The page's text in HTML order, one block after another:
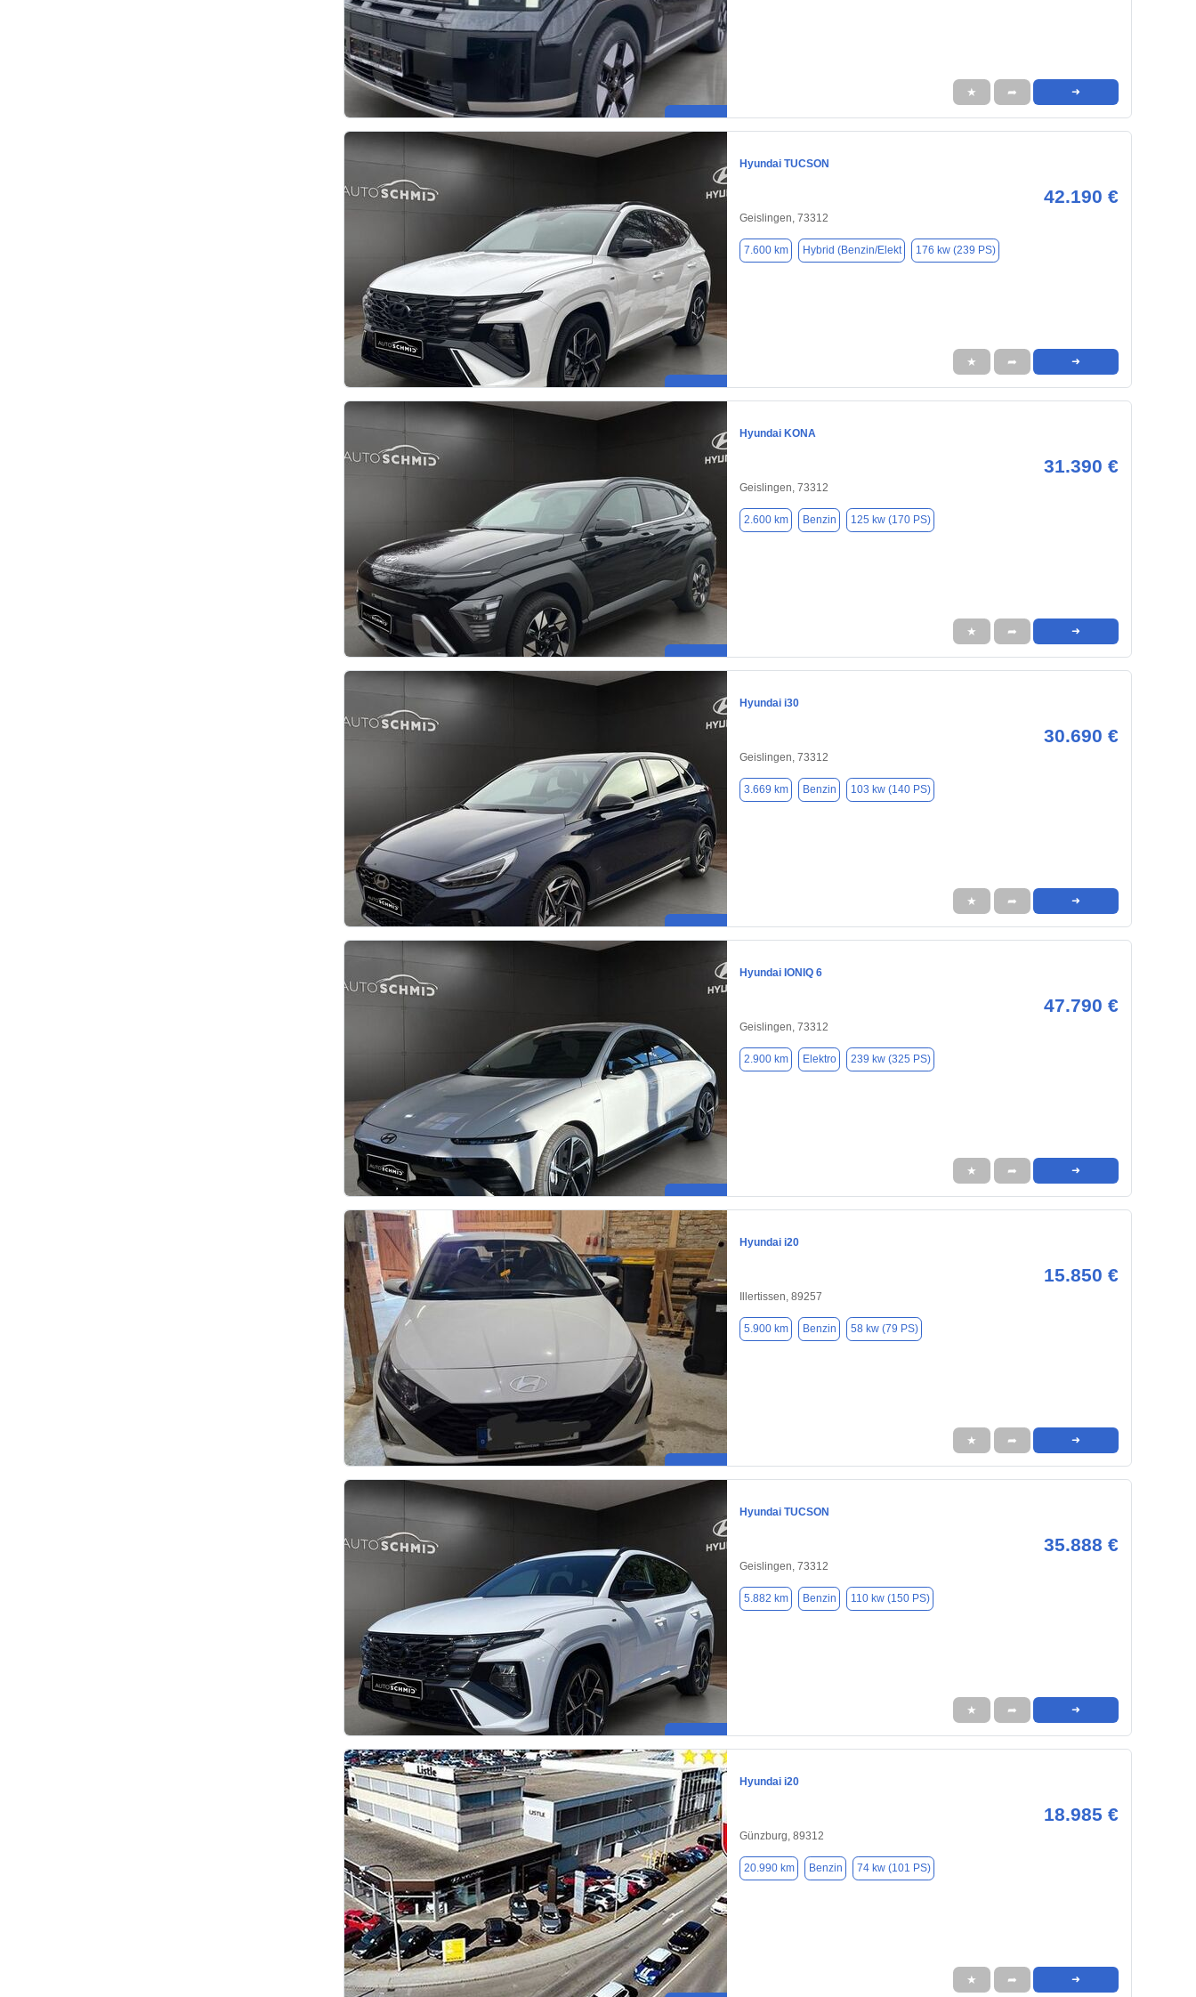
★ ➦ ➜
Hyundai TUCSON
42.190 €
Geislingen, 73312
7.600 km Hybrid (Benzin/Elekt 176 kw (239 PS)
★ ➦ ➜
Hyundai KONA
31.390 €
Geislingen, 73312
2.600 km Benzin 125 kw (170 PS)
★ ➦ ➜
Hyundai i30
30.690 €
Geislingen, 73312
3.669 km Benzin 103 kw (140 PS)
★ ➦ ➜
Hyundai IONIQ 6
47.790 €
Geislingen, 73312
2.900 km Elektro 239 kw (325 PS)
★ ➦ ➜
Hyundai i20
15.850 €
Illertissen, 89257
5.900 km Benzin 58 kw (79 PS)
★ ➦ ➜
Hyundai TUCSON
35.888 €
Geislingen, 73312
5.882 km Benzin 110 kw (150 PS)
★ ➦ ➜
Hyundai i20
18.985 €
Günzburg, 89312
20.990 km Benzin 74 kw (101 PS)
★ ➦ ➜